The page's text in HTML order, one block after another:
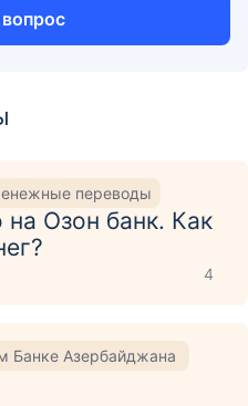
переводы
Озон банк. Как
4
Банке Азербайджана